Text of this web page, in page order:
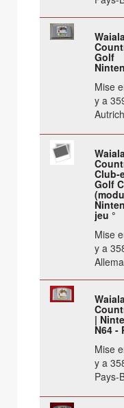
Golf
Mise
y a
Club-
Golf
jeu °
Mise
y a
|
N64 -
Mise
y a
Pays-